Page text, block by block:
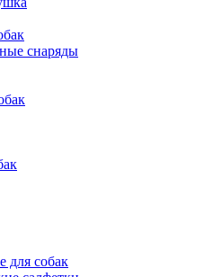
снаряды
для собак